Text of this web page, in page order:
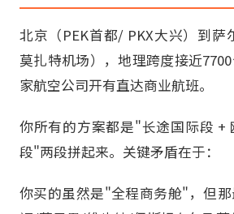
北京（PEK首都/ PKX大兴）到萨
莫扎特机场），地理跨度接近
家航空公司开有直达商业航班。
你所有的方案都是"长途国际段 +
段"两段拼起来。关键矛盾在于：
你买的虽然是"全程商务舱"，但